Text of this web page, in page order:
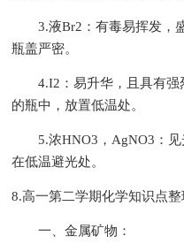
3.液Br2：有毒易挥发，盛
瓶盖严密。
4.I2：易升华，且具有强
的瓶中，放置低温处。
5.浓HNO3，AgNO3：见
在低温避光处。
8.高一第二学期化学知识点整
一、金属矿物：